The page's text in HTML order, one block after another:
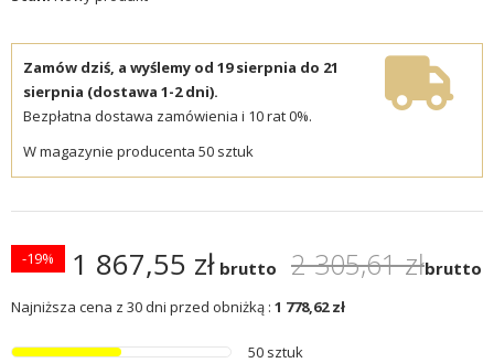
Zamów dziś, a wyślemy od 19 sierpnia do 21
sierpnia (dostawa 1-2 dni).
Bezpłatna dostawa zamówienia i 10 rat 0%.
W magazynie producenta 50 sztuk
1 867,55 zł brutto 2 305,61 złbrutto
-19%
Najniższa cena z 30 dni przed obniżką : 1 778,62 zł
50 sztuk